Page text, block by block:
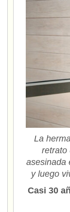
La
retrato
asesinada
y luego
Casi 30